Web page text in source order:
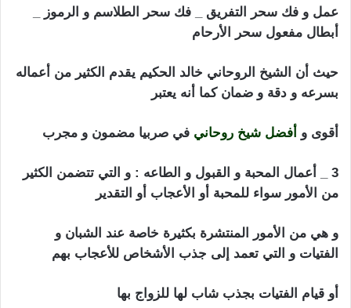
عمل و فك سحر التفريق _ فك سحر الطلاسم و الرموز _
أبطال مفعول سحر الأرحام
حيث أن الشيخ الروحاني خالد الحكيم يقدم الكثير من أعماله
بسرعه و دقة و ضمان كما أنه يعتبر
أقوى و أفضل شيخ روحاني في صربيا مضمون و مجرب
3 _ أعمال المحبة و القبول و الطاعه : و التي تتضمن الكثير
من الأمور سواء للمحبة أو الأعجاب أو التقدير
و هي من الأمور المنتشرة بكثيرة خاصة عند الشبان و
الفتيات و التي تعمد إلى جذب الأشخاص للأعجاب بهم
أو قيام الفتيات بجذب شاب لها للزواج بها